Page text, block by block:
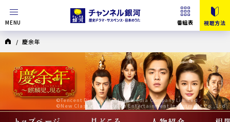
MENU 番組表 視聴方法
/ 慶余年
©Tencent Pictures Culture Media Company Limited／
©New Classics Television Entertainment Investment Co., Ltd.